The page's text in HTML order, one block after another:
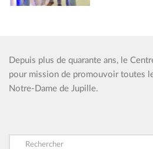
Depuis plus de quarante ans, le
pour mission de promouvoir toutes
Notre-Dame de Jupille.